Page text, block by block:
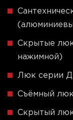
Скрытые
нажимной)
Люк серии Д
Съёмный
Скрытый